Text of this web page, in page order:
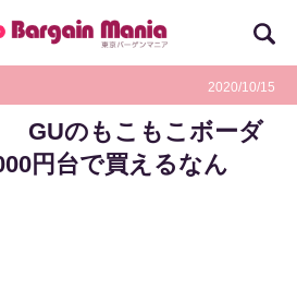
2020/10/15
GUのもこもこボーダ
円台で買えるなん